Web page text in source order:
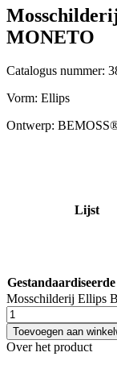
MONETO
Catalogus nummer:
Vorm: Ellips
Ontwerp:
Lijst
Mosschilderij Ellips
Toevoegen aan
Over het product